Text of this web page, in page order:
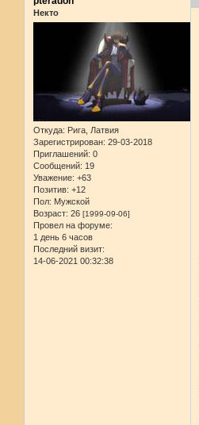
Некто
Откуда: Рига, Латвия
Зарегистрирован: 29-03-2018
Приглашений: 0
Сообщений: 19
Уважение: +63
Позитив: +12
Пол: Мужской
Возраст: 26 [1999-09-06]
Провел на форуме:
1 день 6 часов
Последний визит:
14-06-2021 00:32:38